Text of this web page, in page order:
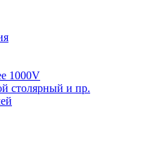
1000V
столярный и пр.